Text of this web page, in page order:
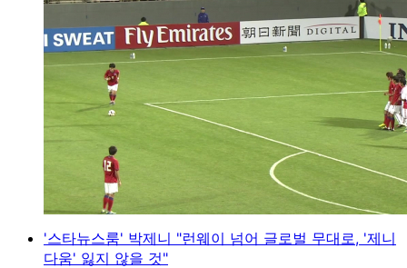
'스타뉴스룸' 박제니 "런웨이 넘어 글로벌 무대로, '제니
다움' 잃지 않을 것"